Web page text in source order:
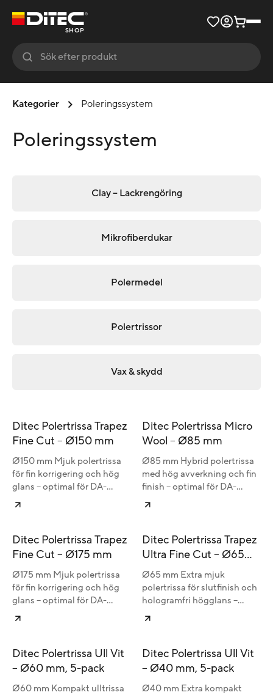
SHOP
Kategorier Poleringssystem
Poleringssystem
Clay – Lackrengöring
Mikrofiberdukar
Polermedel
Polertrissor
Vax & skydd
Ditec Polertrissa Trapez
Fine Cut – Ø150 mm
Ø150 mm Mjuk polertrissa
för fin korrigering och hög
glans – optimal för DA-
maskiner.
Ditec Polertrissa Micro
Wool – Ø85 mm
Ø85 mm Hybrid polertrissa
med hög avverkning och fin
finish – optimal för DA-
maskiner och mindre ytor.
Ditec Polertrissa Trapez
Fine Cut – Ø175 mm
Ø175 mm Mjuk polertrissa
för fin korrigering och hög
glans – optimal för DA-
maskiner och stora ytor.
Ditec Polertrissa Trapez
Ultra Fine Cut – Ø65
mm, 5-pack
Ø65 mm Extra mjuk
polertrissa för slutfinish och
hologramfri högglans –
perfekt för DA-maskiner och
Ditec Polertrissa Ull Vit
– Ø60 mm, 5-pack
Ø60 mm Kompakt ulltrissa
Ditec Polertrissa Ull Vit
– Ø40 mm, 5-pack
Ø40 mm Extra kompakt